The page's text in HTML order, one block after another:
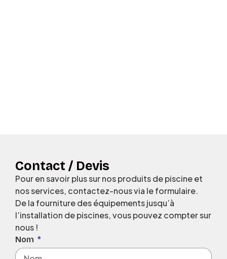
Contact / Devis
Pour en savoir plus sur nos produits de piscine et
nos services, contactez-nous via le formulaire.
De la fourniture des équipements jusqu’à
l’installation de piscines, vous pouvez compter sur
nous !
Nom